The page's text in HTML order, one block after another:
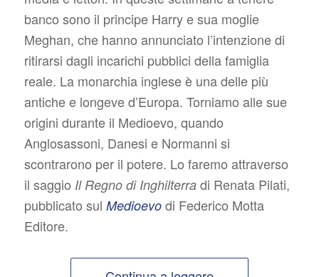
banco sono il principe Harry e sua moglie
Meghan, che hanno annunciato l’intenzione di
ritirarsi dagli incarichi pubblici della famiglia
reale. La monarchia inglese è una delle più
antiche e longeve d’Europa. Torniamo alle sue
origini durante il Medioevo, quando
Anglosassoni, Danesi e Normanni si
scontrarono per il potere. Lo faremo attraverso
il saggio Il Regno di Inghilterradi Renata Pilati,
pubblicato sul Medioevodi Federico Motta
Editore.